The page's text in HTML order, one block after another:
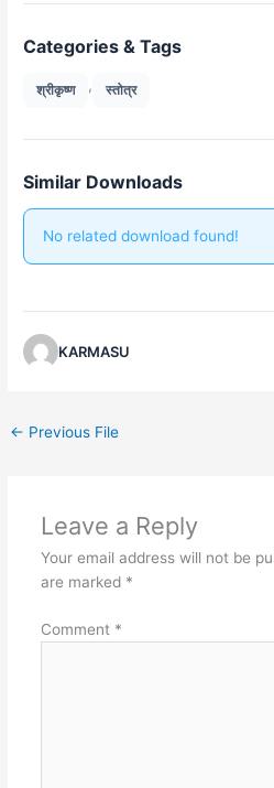
Categories & Tags
श्रीकृष्ण , स्तोत्र
Similar Downloads
No related download found!
KARMASU
← Previous File
Leave a Reply
Your email address will not be
are marked *
Comment *